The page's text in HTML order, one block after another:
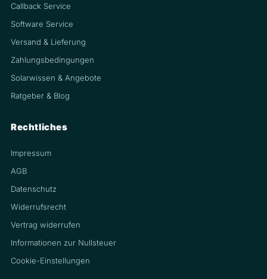
Callback Service
Software Service
Versand & Lieferung
Zahlungsbedingungen
Solarwissen & Angebote
Ratgeber & Blog
Rechtliches
Impressum
AGB
Datenschutz
Widerrufsrecht
Vertrag widerrufen
Informationen zur Nullsteuer
Cookie-Einstellungen